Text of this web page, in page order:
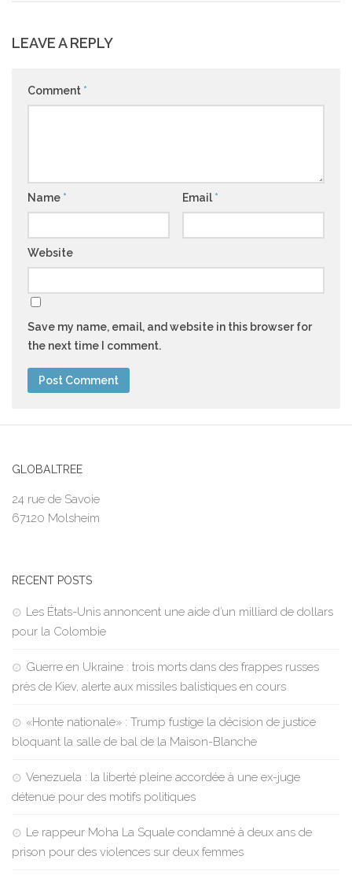
LEAVE A REPLY
Comment *
Name * Email *
Website
Save my name, email, and website in this browser for
the next time I comment.
GLOBALTREE
24 rue de Savoie
67120 Molsheim
RECENT POSTS
Les États-Unis annoncent une aide d’un milliard de dollars
pour la Colombie
Guerre en Ukraine : trois morts dans des frappes russes
près de Kiev, alerte aux missiles balistiques en cours
«Honte nationale» : Trump fustige la décision de justice
bloquant la salle de bal de la Maison-Blanche
Venezuela : la liberté pleine accordée à une ex-juge
détenue pour des motifs politiques
Le rappeur Moha La Squale condamné à deux ans de
prison pour des violences sur deux femmes